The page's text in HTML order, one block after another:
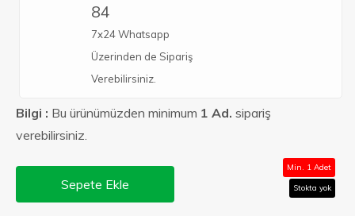
84
7x24 Whatsapp
Üzerinden de Sipariş
Verebilirsiniz.
Bilgi : Bu ürünümüzden minimum 1 Ad. sipariş
verebilirsiniz.
Sepete Ekle
Min. 1 Adet
Stokta yok